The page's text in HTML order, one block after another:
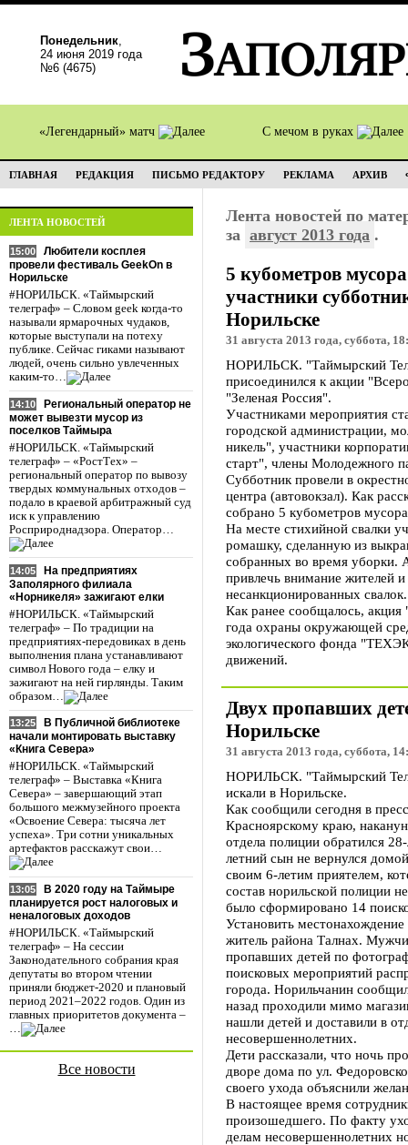
Понедельник,
24 июня 2019 года
№6 (4675)
«Легендарный» матч С мечом в руках
ГЛАВНАЯ РЕДАКЦИЯ ПИСЬМО РЕДАКТОРУ РЕКЛАМА АРХИВ
ЛЕНТА НОВОСТЕЙ
15:00
Любители косплея
провели фестиваль GeekOn в
Норильске
#НОРИЛЬСК. «Таймырский
телеграф» – Словом geek когда-то
называли ярмарочных чудаков,
которые выступали на потеху
публике. Сейчас гиками называют
людей, очень сильно увлеченных
каким-то…
14:10
Региональный оператор не
может вывезти мусор из
поселков Таймыра
#НОРИЛЬСК. «Таймырский
телеграф» – «РостТех» –
региональный оператор по вывозу
твердых коммунальных отходов –
подало в краевой арбитражный суд
иск к управлению
Росприроднадзора. Оператор…
14:05
На предприятиях
Заполярного филиала
«Норникеля» зажигают елки
#НОРИЛЬСК. «Таймырский
телеграф» – По традиции на
предприятиях-передовиках в день
выполнения плана устанавливают
символ Нового года – елку и
зажигают на ней гирлянды. Таким
образом…
13:25
В Публичной библиотеке
начали монтировать выставку
«Книга Севера»
#НОРИЛЬСК. «Таймырский
телеграф» – Выставка «Книга
Севера» – завершающий этап
большого межмузейного проекта
«Освоение Севера: тысяча лет
успеха». Три сотни уникальных
артефактов расскажут свои…
13:05
В 2020 году на Таймыре
планируется рост налоговых и
неналоговых доходов
#НОРИЛЬСК. «Таймырский
телеграф» – На сессии
Законодательного собрания края
депутаты во втором чтении
приняли бюджет-2020 и плановый
период 2021–2022 годов. Один из
главных приоритетов документа –
…
Все новости
Лента новостей по
за август 2013 года .
5 кубометров
участники
Норильске
31 августа 2013 года, суббота,
НОРИЛЬСК. "Таймырский
присоединился к акции
"Зеленая Россия".
Участниками мероприятия
городской администрации,
никель", участники
старт", члены Молодежного
Субботник провели в
центра (автовокзал). Как
собрано 5 кубометров
На месте стихийной свалки
ромашку, сделанную из
собранных во время уборки.
привлечь внимание жителей
несанкционированных свалок.
Как ранее сообщалось, акция
года охраны окружающей
экологического фонда
движений.
Двух пропавших
Норильске
31 августа 2013 года, суббота,
НОРИЛЬСК. "Таймырский
искали в Норильске.
Как сообщили сегодня в
Красноярскому краю,
отдела полиции обратился
летний сын не вернулся
своим 6-летим приятелем,
состав норильской полиции
было сформировано 14
Установить
житель района Талнах.
пропавших детей по
поисковых мероприятий
города. Норильчанин
назад проходили мимо
нашли детей и доставили в
несовершеннолетних.
Дети рассказали, что ночь
дворе дома по ул.
своего ухода объяснили
В настоящее время
произошедшего. По факту
делам несовершеннолетних